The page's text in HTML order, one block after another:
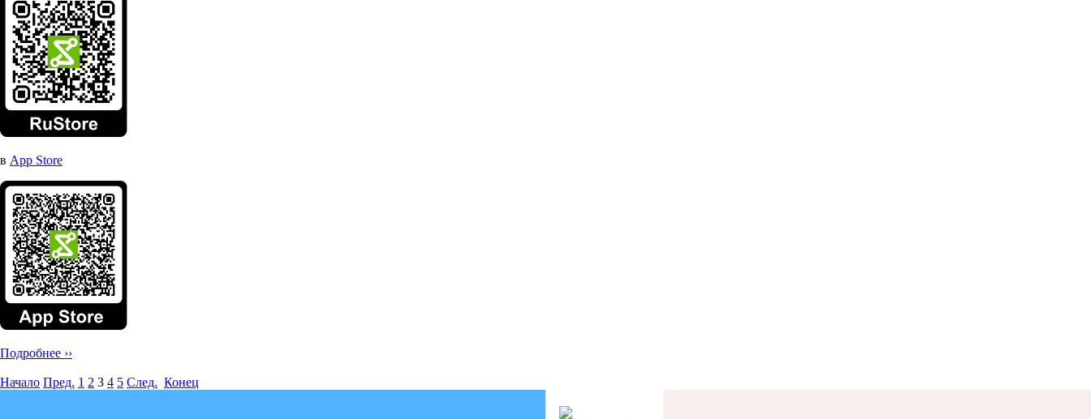
в App Store
Подробнее ››
Начало Пред. 1 2 3 4 5 След. Конец